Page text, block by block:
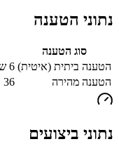
נתוני הטענה
סוג הטענה
הטענה ביתית (איטית) 6 שעות ו-42 דקות
הטענה מהירה
36
נתוני ביצועים